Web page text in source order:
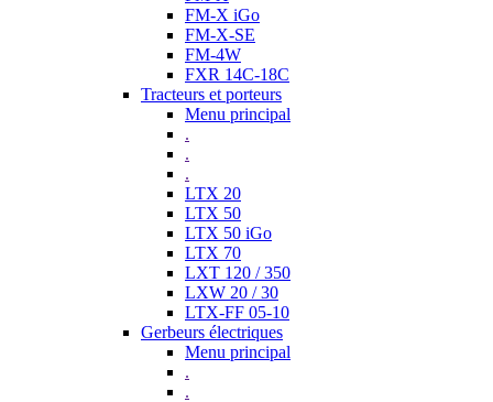
FM-X iGo
FM-X-SE
FM-4W
FXR 14C-18C
Tracteurs et porteurs
Menu principal
.
.
.
LTX 20
LTX 50
LTX 50 iGo
LTX 70
LXT 120 / 350
LXW 20 / 30
LTX-FF 05-10
Gerbeurs électriques
Menu principal
.
.